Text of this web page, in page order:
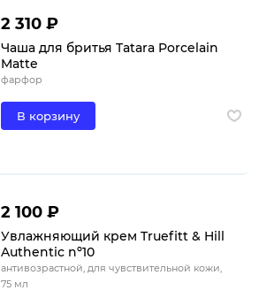
2 310 ₽
Чаша для бритья Tatara Porcelain
Matte
фарфор
В корзину
2 100 ₽
Увлажняющий крем Truefitt & Hill
Authentic nº10
антивозрастной, для чувствительной кожи,
75 мл